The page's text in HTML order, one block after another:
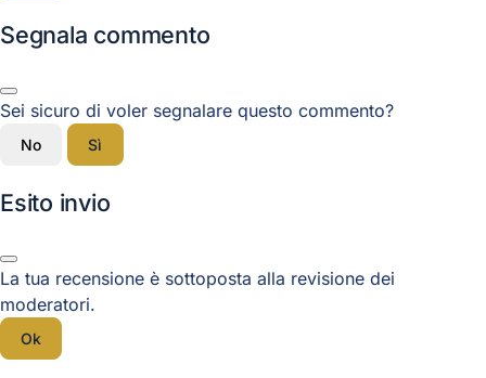
Segnala commento
Sei sicuro di voler segnalare questo commento?
No Sì
Esito invio
La tua recensione è sottoposta alla revisione dei
moderatori.
Ok